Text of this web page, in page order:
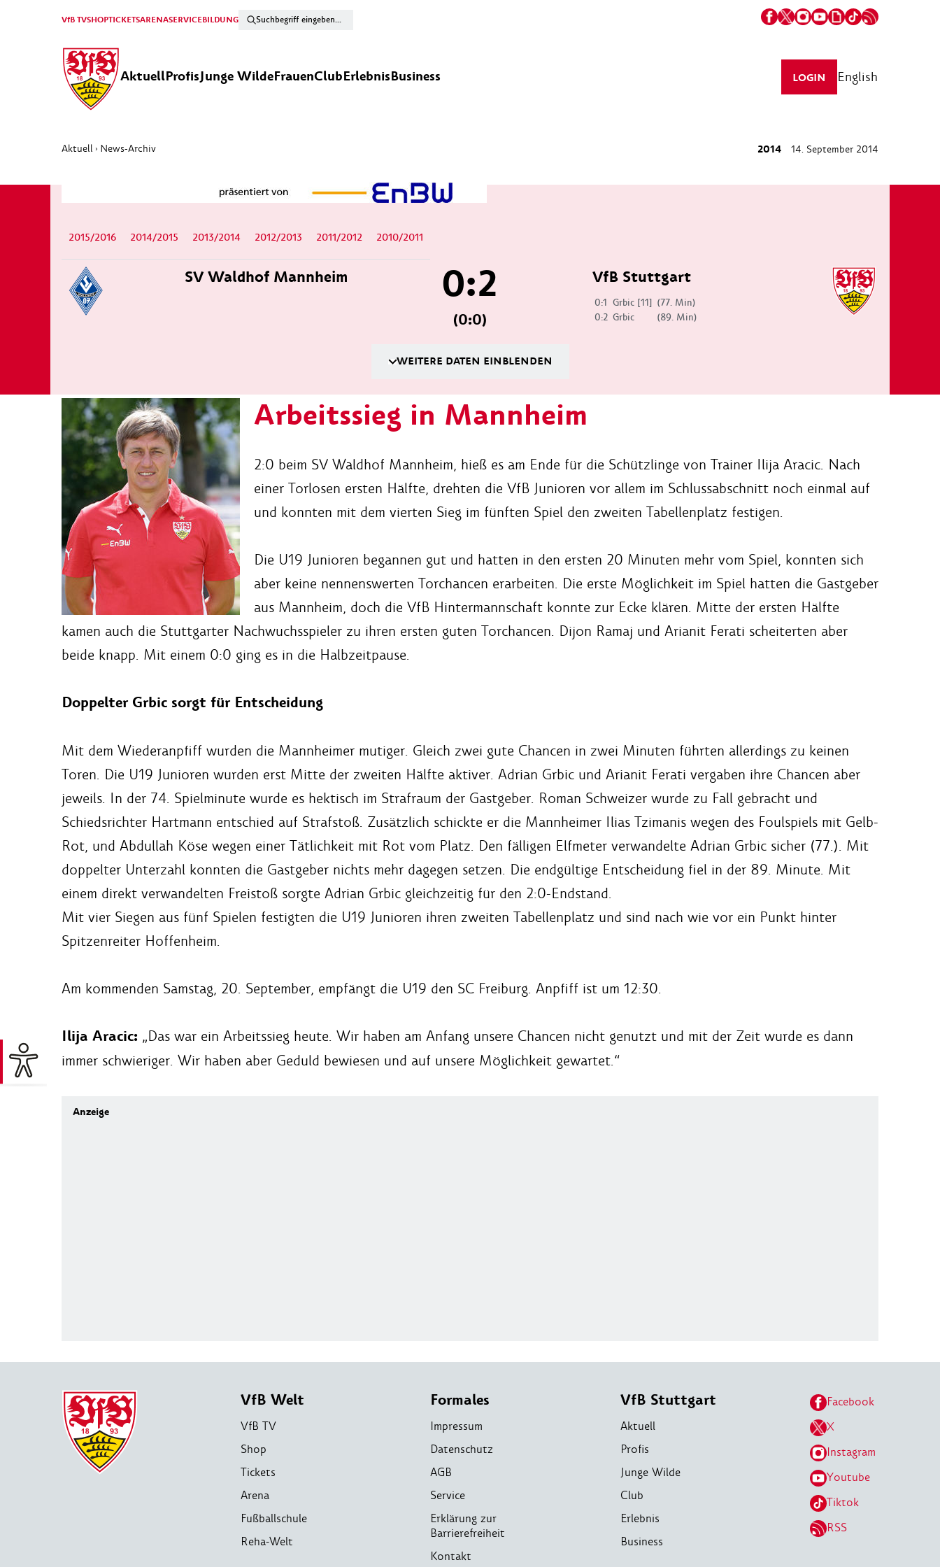
VfB TVSHOPTICKETSARENASERVICEBILDUNG
AktuellProfisJunge WildeFrauenClubErlebnisBusiness LOGIN English
Aktuell › News-Archiv 2014 14. September 2014
2015/2016 2014/2015 2013/2014 2012/2013 2011/2012 2010/2011
SV Waldhof Mannheim VfB Stuttgart
0:1 Grbic [11] (77. Min)
0:2 Grbic (89. Min)
0:2
(0:0)
WEITERE DATEN EINBLENDEN
Arbeitssieg in Mannheim
2:0 beim SV Waldhof Mannheim, hieß es am Ende für die Schützlinge von Trainer Ilija Aracic. Nach
einer Torlosen ersten Hälfte, drehten die VfB Junioren vor allem im Schlussabschnitt noch einmal auf
und konnten mit dem vierten Sieg im fünften Spiel den zweiten Tabellenplatz festigen.
Die U19 Junioren begannen gut und hatten in den ersten 20 Minuten mehr vom Spiel, konnten sich
aber keine nennenswerten Torchancen erarbeiten. Die erste Möglichkeit im Spiel hatten die Gastgeber
aus Mannheim, doch die VfB Hintermannschaft konnte zur Ecke klären. Mitte der ersten Hälfte
kamen auch die Stuttgarter Nachwuchsspieler zu ihren ersten guten Torchancen. Dijon Ramaj und Arianit Ferati scheiterten aber
beide knapp. Mit einem 0:0 ging es in die Halbzeitpause.
Doppelter Grbic sorgt für Entscheidung
Mit dem Wiederanpfiff wurden die Mannheimer mutiger. Gleich zwei gute Chancen in zwei Minuten führten allerdings zu keinen
Toren. Die U19 Junioren wurden erst Mitte der zweiten Hälfte aktiver. Adrian Grbic und Arianit Ferati vergaben ihre Chancen aber
jeweils. In der 74. Spielminute wurde es hektisch im Strafraum der Gastgeber. Roman Schweizer wurde zu Fall gebracht und
Schiedsrichter Hartmann entschied auf Strafstoß. Zusätzlich schickte er die Mannheimer Ilias Tzimanis wegen des Foulspiels mit Gelb-
Rot, und Abdullah Köse wegen einer Tätlichkeit mit Rot vom Platz. Den fälligen Elfmeter verwandelte Adrian Grbic sicher (77.). Mit
doppelter Unterzahl konnten die Gastgeber nichts mehr dagegen setzen. Die endgültige Entscheidung fiel in der 89. Minute. Mit
einem direkt verwandelten Freistoß sorgte Adrian Grbic gleichzeitig für den 2:0-Endstand.
Mit vier Siegen aus fünf Spielen festigten die U19 Junioren ihren zweiten Tabellenplatz und sind nach wie vor ein Punkt hinter
Spitzenreiter Hoffenheim.
Am kommenden Samstag, 20. September, empfängt die U19 den SC Freiburg. Anpfiff ist um 12:30.
Ilija Aracic: „Das war ein Arbeitssieg heute. Wir haben am Anfang unsere Chancen nicht genutzt und mit der Zeit wurde es dann
immer schwieriger. Wir haben aber Geduld bewiesen und auf unsere Möglichkeit gewartet.“
VfB Welt
VfB TV
Shop
Tickets
Arena
Fußballschule
Reha-Welt
Formales
Impressum
Datenschutz
AGB
Service
Erklärung zur
Barrierefreiheit
Kontakt
VfB Stuttgart
Aktuell
Profis
Junge Wilde
Club
Erlebnis
Business
Facebook
X
Instagram
Youtube
Tiktok
RSS